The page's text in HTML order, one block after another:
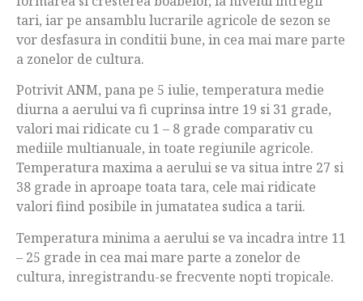
tari, iar pe ansamblu lucrarile agricole de sezon se
vor desfasura in conditii bune, in cea mai mare parte
a zonelor de cultura.
Potrivit ANM, pana pe 5 iulie, temperatura medie
diurna a aerului va fi cuprinsa intre 19 si 31 grade,
valori mai ridicate cu 1 – 8 grade comparativ cu
mediile multianuale, in toate regiunile agricole.
Temperatura maxima a aerului se va situa intre 27 si
38 grade in aproape toata tara, cele mai ridicate
valori fiind posibile in jumatatea sudica a tarii.
Temperatura minima a aerului se va incadra intre 11
– 25 grade in cea mai mare parte a zonelor de
cultura, inregistrandu-se frecvente nopti tropicale.